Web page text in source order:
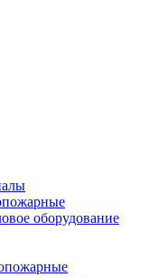
оборудование